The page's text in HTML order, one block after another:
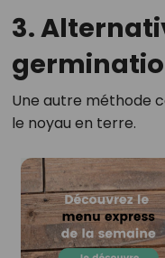
3.
Une autre méthode
le noyau en terre.